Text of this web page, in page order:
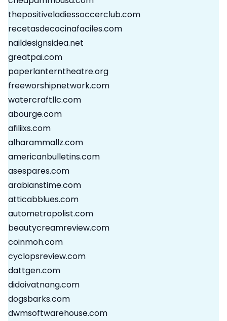
thepositiveladiessoccerclub.com
recetasdecocinafaciles.com
naildesignsidea.net
greatpai.com
paperlanterntheatre.org
freeworshipnetwork.com
watercraftllc.com
abourge.com
afiliixs.com
alharammallz.com
americanbulletins.com
asespares.com
arabianstime.com
atticabblues.com
autometropolist.com
beautycreamreview.com
coinmoh.com
cyclopsreview.com
dattgen.com
didoivatnang.com
dogsbarks.com
dwmsoftwarehouse.com